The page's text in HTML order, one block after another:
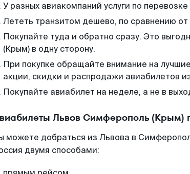
У разных авиакомпаний услуги по
Лететь транзитом дешево, по сравнению от
Покупайте туда и обратно сразу. Это
(Крым) в одну сторону.
При покупке обращайте внимание на
акции, скидки и распродажи авиабилетов
Покупайте авиабилет на неделе, а не в
Львов Симферополь (Крым)
можете добраться из Львова в
двумя способами: